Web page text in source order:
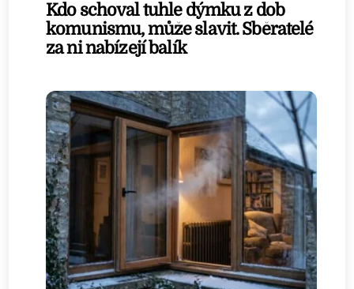
Kdo schoval tuhle dýmku z dob
komunismu, může slavit. Sběratelé
za ni nabízejí balík